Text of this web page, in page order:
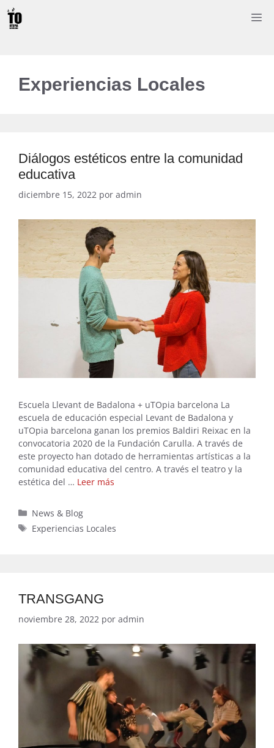
Saltar
contenido
Experiencias Locales
Diálogos estéticos entre la comunidad
educativa
diciembre 15, 2022 por admin
Escuela Llevant de Badalona + uTOpia barcelona La
escuela de educación especial Levant de Badalona y
uTOpia barcelona ganan los premios Baldiri Reixac en la
convocatoria 2020 de la Fundación Carulla. A través de
este proyecto han dotado de herramientas artísticas a la
comunidad educativa del centro. A través el teatro y la
estética del … Leer más
Categorías
News & Blog
Etiquetas
Experiencias Locales
TRANSGANG
noviembre 28, 2022 por admin